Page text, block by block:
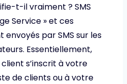
t-il vraiment ? SMS
Service » et ces
par SMS sur les
Essentiellement,
s’inscrit à votre
de clients ou à votre